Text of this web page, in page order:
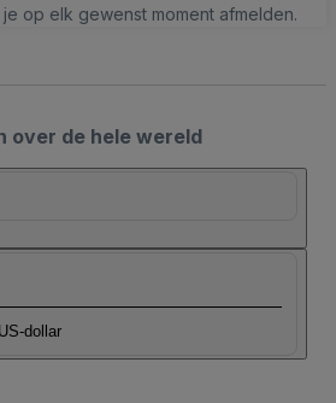
op elk gewenst moment afmelden.
over de hele wereld
dollar